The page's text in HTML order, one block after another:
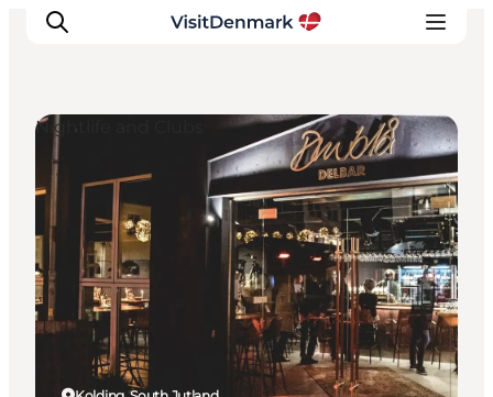
Inspirations
Destinations
Quoi faire
Hébergements
Planifiez votre voyage
Nightlife and Clubs